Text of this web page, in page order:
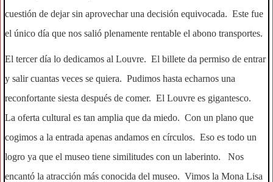
cuestión de dejar sin aprovechar una decisión equivocada. Este fue
el único día que nos salió plenamente rentable el abono transportes.
El tercer día lo dedicamos al Louvre. El billete da permiso de entrar
y salir cuantas veces se quiera. Pudimos hasta echarnos una
reconfortante siesta después de comer. El Louvre es gigantesco.
La oferta cultural es tan amplia que da miedo. Con un plano que
cogimos a la entrada apenas andamos en círculos. Eso es todo un
logro ya que el museo tiene similitudes con un laberinto. Nos
encantó la atracción más conocida del museo. Vimos la Mona Lisa